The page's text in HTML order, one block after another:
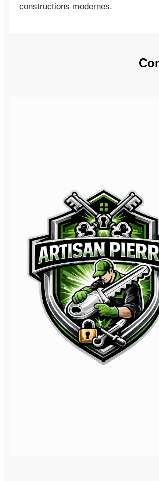
constructions modernes.